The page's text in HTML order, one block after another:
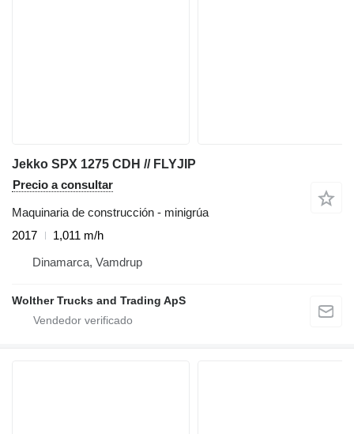
Jekko SPX 1275 CDH // FLYJIP
Precio a consultar
Maquinaria de construcción - minigrúa
2017
1,011 m/h
Dinamarca, Vamdrup
Wolther Trucks and Trading ApS